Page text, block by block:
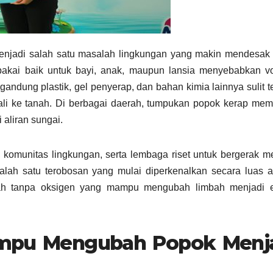
salah satu masalah lingkungan yang makin mendesak
baik untuk bayi, anak, maupun lansia menyebabkan
plastik, gel penyerap, dan bahan kimia lainnya sulit
ke tanah. Di berbagai daerah, tumpukan popok kerap
aliran sungai.
lingkungan, serta lembaga riset untuk bergerak
satu terobosan yang mulai diperkenalkan secara luas
tanpa oksigen yang mampu mengubah limbah menjadi
Mengubah Popok